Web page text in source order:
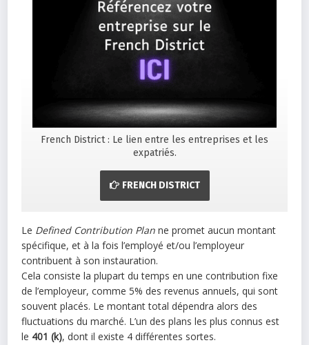
French District : Le lien entre les entreprises et les
expatriés.
FRENCH DISTRICT
Le Defined Contribution Plan ne promet aucun montant
spécifique, et à la fois l’employé et/ou l’employeur
contribuent à son instauration.
Cela consiste la plupart du temps en une contribution fixe
de l’employeur, comme 5% des revenus annuels, qui sont
souvent placés. Le montant total dépendra alors des
fluctuations du marché. L’un des plans les plus connus est
le 401 (k), dont il existe 4 différentes sortes.